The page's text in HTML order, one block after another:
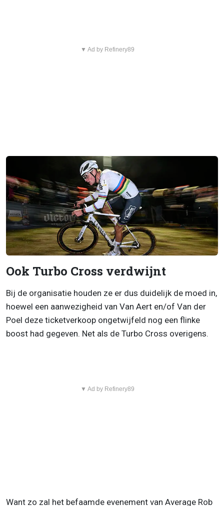
▼ Ad by Refinery89
Ook Turbo Cross verdwijnt
Bij de organisatie houden ze er dus duidelijk de moed in,
hoewel een aanwezigheid van Van Aert en/of Van der
Poel deze ticketverkoop ongetwijfeld nog een flinke
boost had gegeven. Net als de Turbo Cross overigens.
▼ Ad by Refinery89
Want zo zal het befaamde evenement van Average Rob